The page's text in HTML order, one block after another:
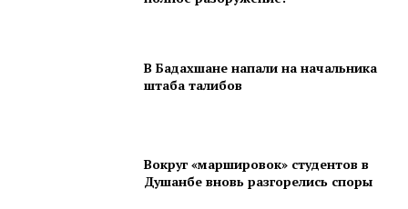
В Бадахшане напали на начальника
штаба талибов
Вокруг «маршировок» студентов в
Душанбе вновь разгорелись споры